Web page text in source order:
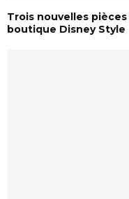
Trois nouvelles pièces
boutique Disney Style